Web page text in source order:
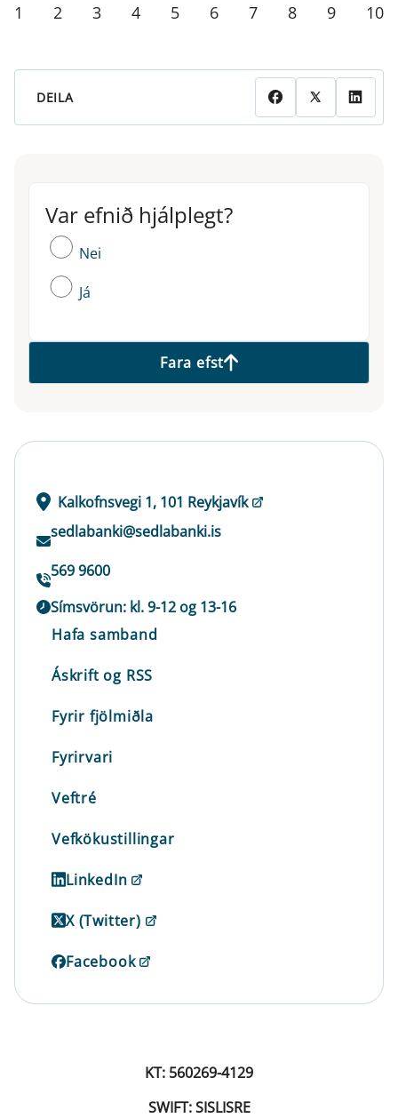
1 2 3 4 5 6 7 8 9 10
DEILA
Var efnið hjálplegt?
Var efnið hjálplegt?
Nei
Já
Fara efst
Kalkofnsvegi 1, 101 Reykjavík
sedlabanki@sedlabanki.is
569 9600
Símsvörun: kl. 9-12 og 13-16
Hafa samband
Áskrift og RSS
Fyrir fjölmiðla
Fyrirvari
Veftré
Vefkökustillingar
LinkedIn
X (Twitter)
Facebook
KT: 560269-4129
SWIFT: SISLISRE